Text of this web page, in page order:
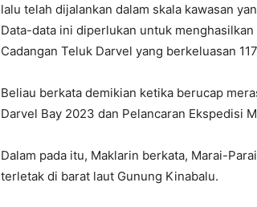
lalu telah dijalankan dalam skala kawasan
Data-data ini diperlukan untuk
Cadangan Teluk Darvel yang berkeluasan
Beliau berkata demikian ketika berucap
Darvel Bay 2023 dan Pelancaran Ekspedisi
Dalam pada itu, Maklarin berkata, Marai-
terletak di barat laut Gunung Kinabalu.